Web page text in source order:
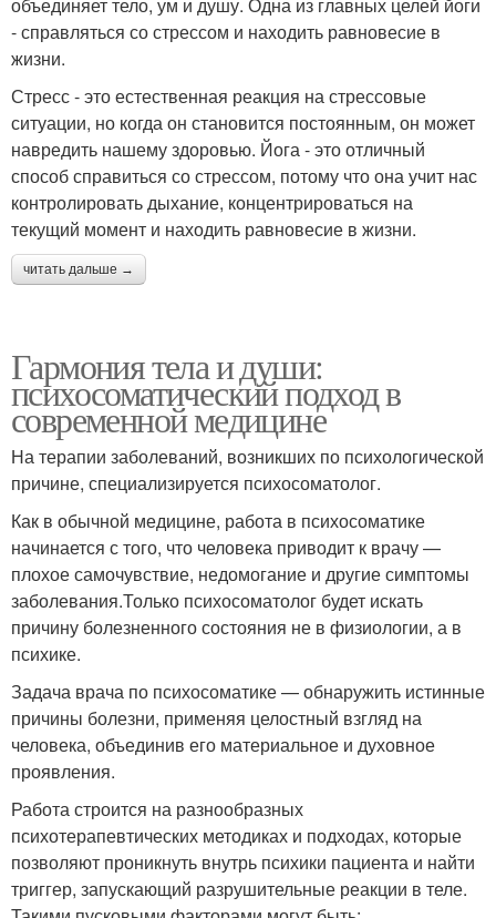
объединяет тело, ум и душу. Одна из главных целей йоги
- справляться со стрессом и находить равновесие в
жизни.
Стресс - это естественная реакция на стрессовые
ситуации, но когда он становится постоянным, он может
навредить нашему здоровью. Йога - это отличный
способ справиться со стрессом, потому что она учит нас
контролировать дыхание, концентрироваться на
текущий момент и находить равновесие в жизни.
читать дальше →
Гармония тела и души:
психосоматический подход в
современной медицине
На терапии заболеваний, возникших по психологической
причине, специализируется психосоматолог.
Как в обычной медицине, работа в психосоматике
начинается с того, что человека приводит к врачу —
плохое самочувствие, недомогание и другие симптомы
заболевания.Только психосоматолог будет искать
причину болезненного состояния не в физиологии, а в
психике.
Задача врача по психосоматике — обнаружить истинные
причины болезни, применяя целостный взгляд на
человека, объединив его материальное и духовное
проявления.
Работа строится на разнообразных
психотерапевтических методиках и подходах, которые
позволяют проникнуть внутрь психики пациента и найти
триггер, запускающий разрушительные реакции в теле.